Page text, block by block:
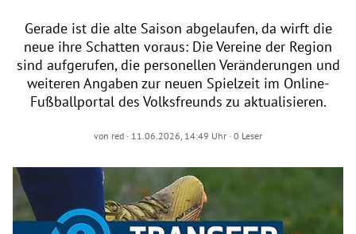
Gerade ist die alte Saison abgelaufen, da wirft die
neue ihre Schatten voraus: Die Vereine der Region
sind aufgerufen, die personellen Veränderungen und
weiteren Angaben zur neuen Spielzeit im Online-
Fußballportal des Volksfreunds zu aktualisieren.
von red · 11.06.2026, 14:49 Uhr · 0 Leser